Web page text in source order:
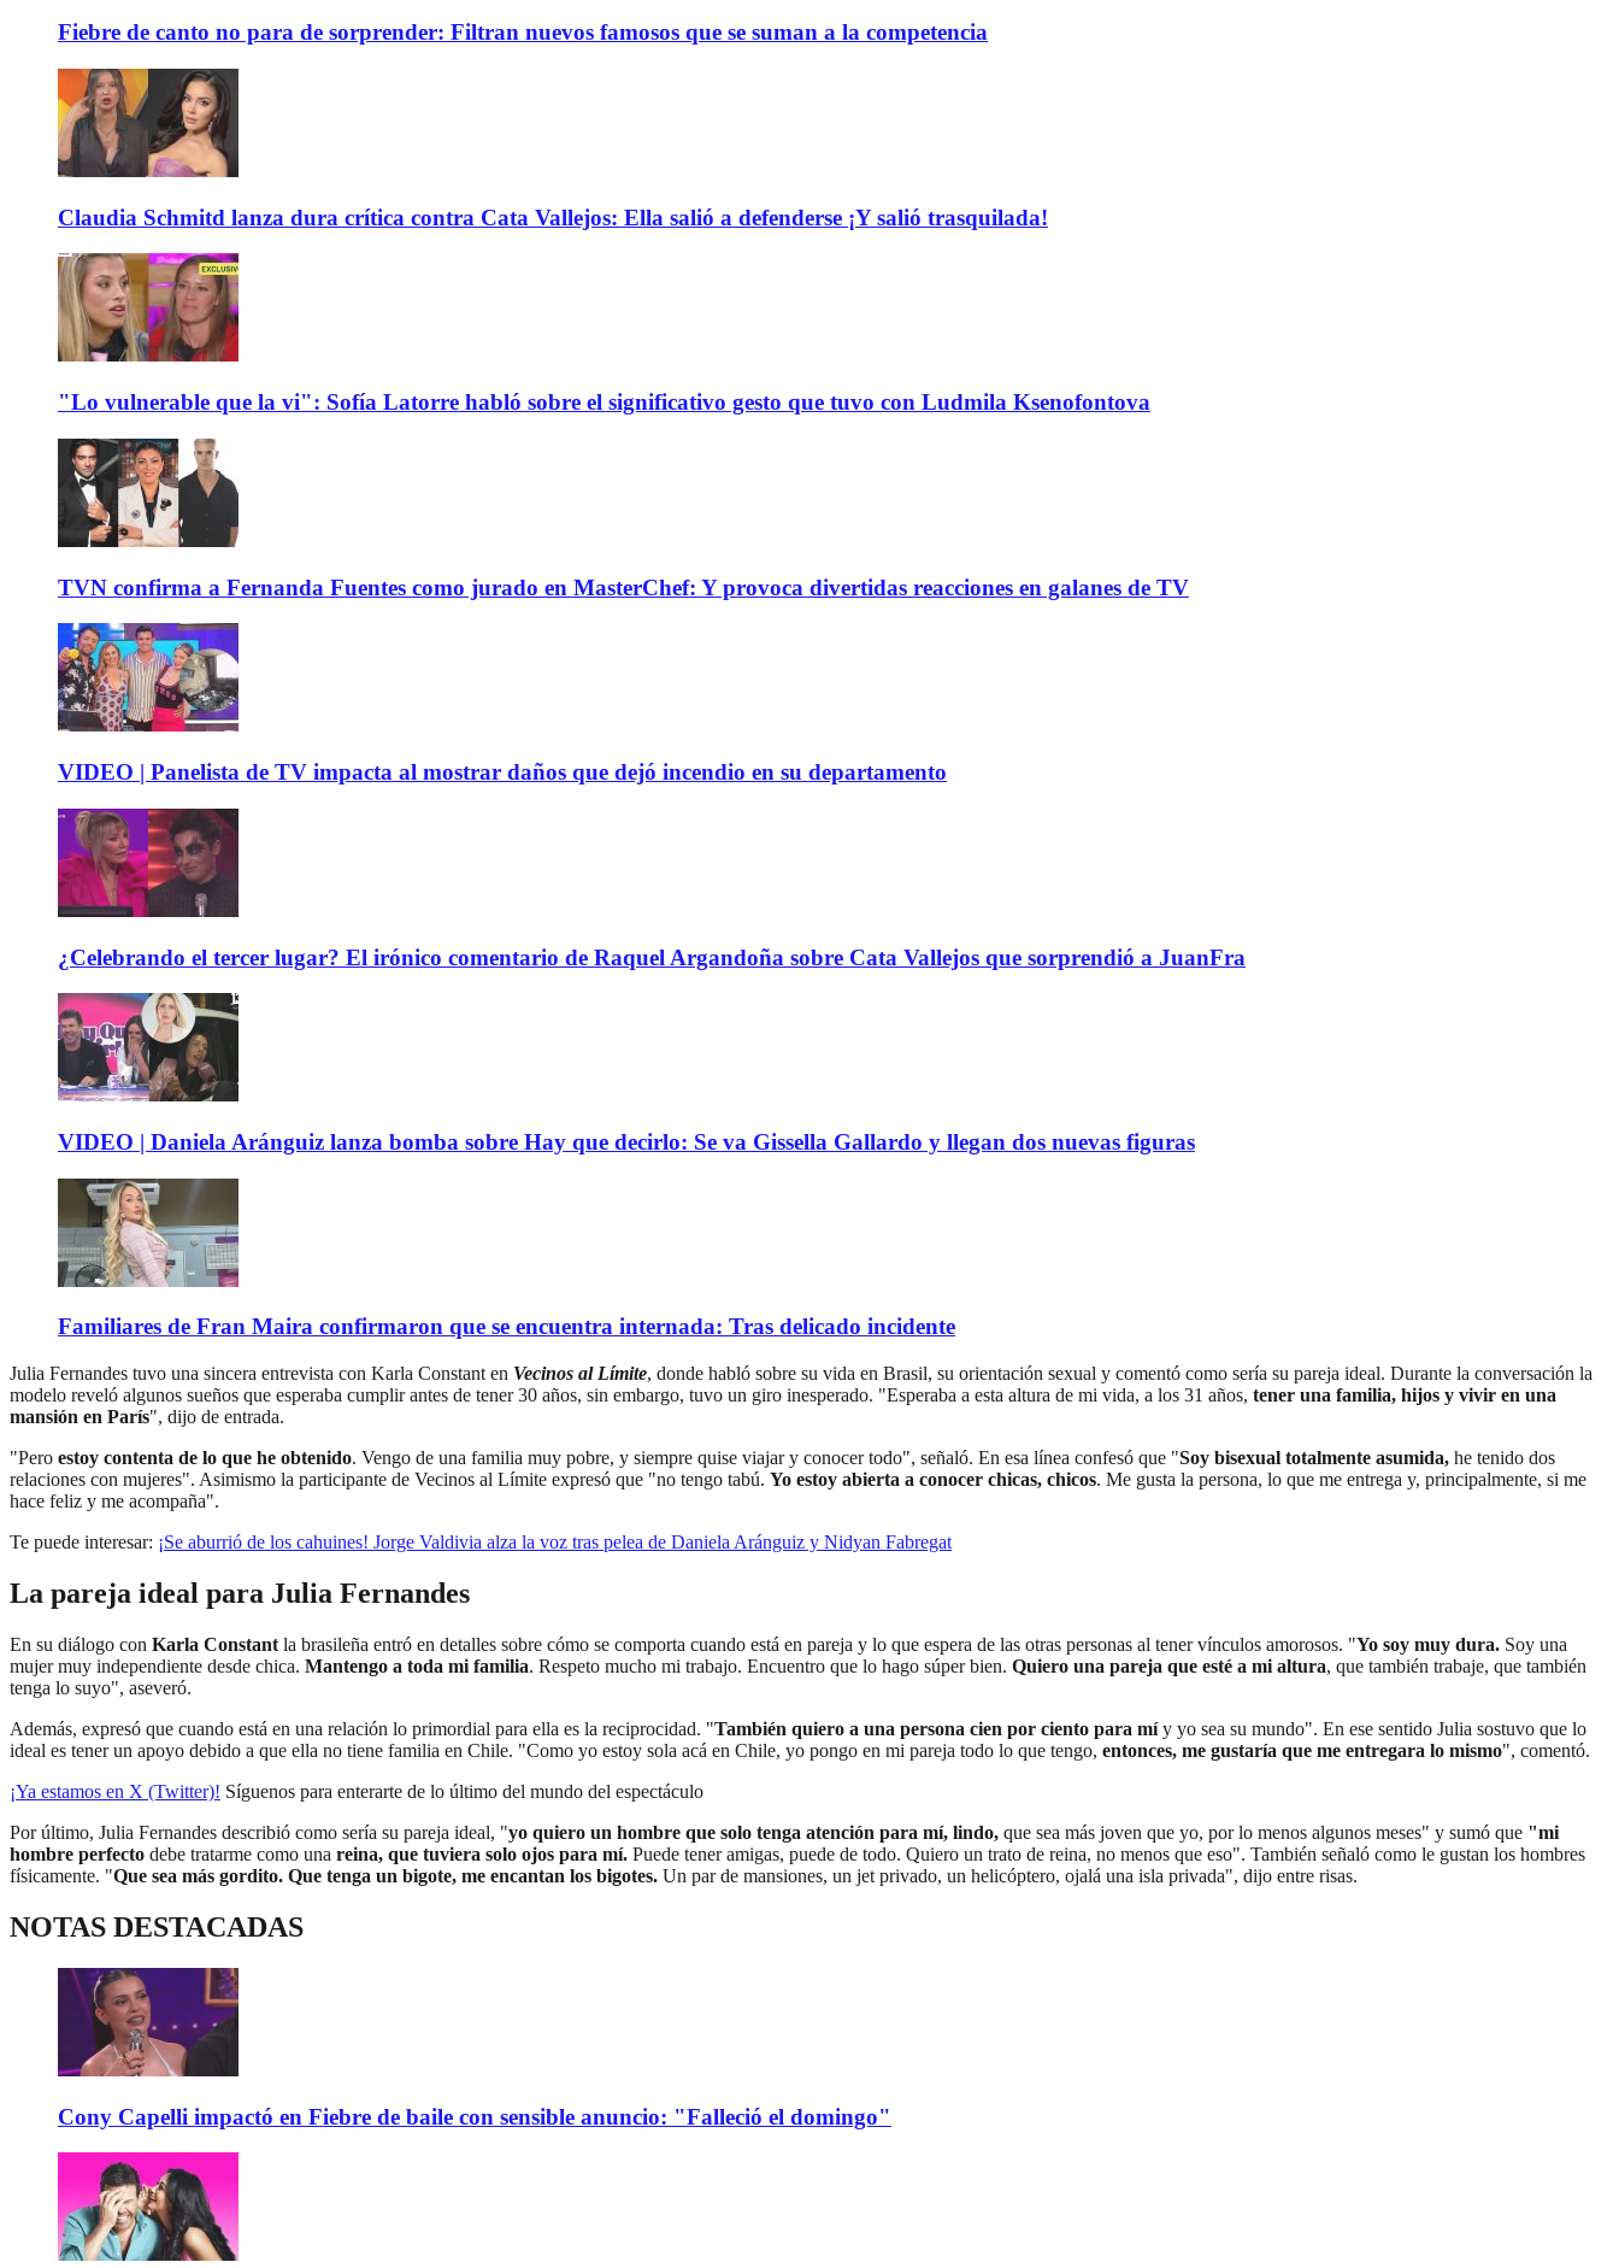
Fiebre de canto no para de sorprender: Filtran nuevos famosos que se suman a la competencia
Claudia Schmitd lanza dura crítica contra Cata Vallejos: Ella salió a defenderse ¡Y salió trasquilada!
"Lo vulnerable que la vi": Sofía Latorre habló sobre el significativo gesto que tuvo con Ludmila Ksenofontova
TVN confirma a Fernanda Fuentes como jurado en MasterChef: Y provoca divertidas reacciones en galanes de TV
VIDEO | Panelista de TV impacta al mostrar daños que dejó incendio en su departamento
¿Celebrando el tercer lugar? El irónico comentario de Raquel Argandoña sobre Cata Vallejos que sorprendió a JuanFra
VIDEO | Daniela Aránguiz lanza bomba sobre Hay que decirlo: Se va Gissella Gallardo y llegan dos nuevas figuras
Familiares de Fran Maira confirmaron que se encuentra internada: Tras delicado incidente
Julia Fernandes tuvo una sincera entrevista con Karla Constant en Vecinos al Límite, donde habló sobre su vida en Brasil, su orientación sexual y comentó como sería su pareja ideal. Durante la conversación la
modelo reveló algunos sueños que esperaba cumplir antes de tener 30 años, sin embargo, tuvo un giro inesperado. "Esperaba a esta altura de mi vida, a los 31 años, tener una familia, hijos y vivir en una
mansión en París", dijo de entrada.
"Pero estoy contenta de lo que he obtenido. Vengo de una familia muy pobre, y siempre quise viajar y conocer todo", señaló. En esa línea confesó que "Soy bisexual totalmente asumida, he tenido dos
relaciones con mujeres". Asimismo la participante de Vecinos al Límite expresó que "no tengo tabú. Yo estoy abierta a conocer chicas, chicos. Me gusta la persona, lo que me entrega y, principalmente, si me
hace feliz y me acompaña".
Te puede interesar: ¡Se aburrió de los cahuines! Jorge Valdivia alza la voz tras pelea de Daniela Aránguiz y Nidyan Fabregat
La pareja ideal para Julia Fernandes
En su diálogo con Karla Constant la brasileña entró en detalles sobre cómo se comporta cuando está en pareja y lo que espera de las otras personas al tener vínculos amorosos. "Yo soy muy dura. Soy una
mujer muy independiente desde chica. Mantengo a toda mi familia. Respeto mucho mi trabajo. Encuentro que lo hago súper bien. Quiero una pareja que esté a mi altura, que también trabaje, que también
tenga lo suyo", aseveró.
Además, expresó que cuando está en una relación lo primordial para ella es la reciprocidad. "También quiero a una persona cien por ciento para míy yo sea su mundo". En ese sentido Julia sostuvo que lo
ideal es tener un apoyo debido a que ella no tiene familia en Chile. "Como yo estoy sola acá en Chile, yo pongo en mi pareja todo lo que tengo, entonces, me gustaría que me entregara lo mismo", comentó.
¡Ya estamos en X (Twitter)! Síguenos para enterarte de lo último del mundo del espectáculo
Por último, Julia Fernandes describió como sería su pareja ideal, "yo quiero un hombre que solo tenga atención para mí, lindo, que sea más joven que yo, por lo menos algunos meses" y sumó que "mi
hombre perfecto debe tratarme como una reina, que tuviera solo ojos para mí. Puede tener amigas, puede de todo. Quiero un trato de reina, no menos que eso". También señaló como le gustan los hombres
físicamente. "Que sea más gordito. Que tenga un bigote, me encantan los bigotes. Un par de mansiones, un jet privado, un helicóptero, ojalá una isla privada", dijo entre risas.
NOTAS DESTACADAS
Cony Capelli impactó en Fiebre de baile con sensible anuncio: "Falleció el domingo"